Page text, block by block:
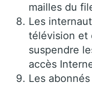
mailles du
Les
télévision et
suspendre
accès
Les